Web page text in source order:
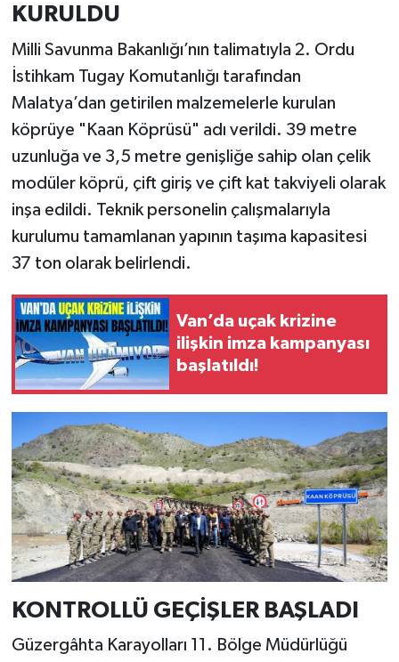
KURULDU
Milli Savunma Bakanlığı’nın talimatıyla 2. Ordu
İstihkam Tugay Komutanlığı tarafından
Malatya’dan getirilen malzemelerle kurulan
köprüye "Kaan Köprüsü" adı verildi. 39 metre
uzunluğa ve 3,5 metre genişliğe sahip olan çelik
modüler köprü, çift giriş ve çift kat takviyeli olarak
inşa edildi. Teknik personelin çalışmalarıyla
kurulumu tamamlanan yapının taşıma kapasitesi
37 ton olarak belirlendi.
Van’da uçak krizine
ilişkin imza kampanyası
başlatıldı!
KONTROLLÜ GEÇİŞLER BAŞLADI
Güzergâhta Karayolları 11. Bölge Müdürlüğü